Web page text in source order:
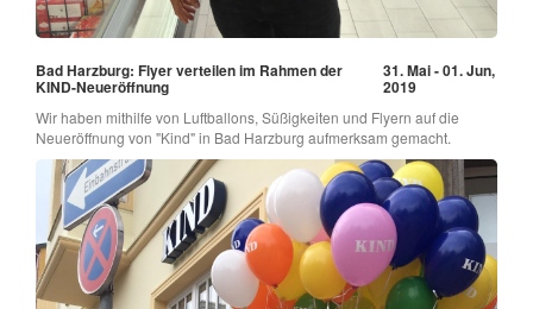
Bad Harzburg: Flyer verteilen im Rahmen der
KIND-Neueröffnung
31. Mai - 01. Jun,
2019
Wir haben mithilfe von Luftballons, Süßigkeiten und Flyern auf die
Neueröffnung von "Kind" in Bad Harzburg aufmerksam gemacht.